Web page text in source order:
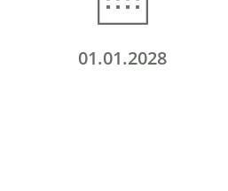
01.01.2028